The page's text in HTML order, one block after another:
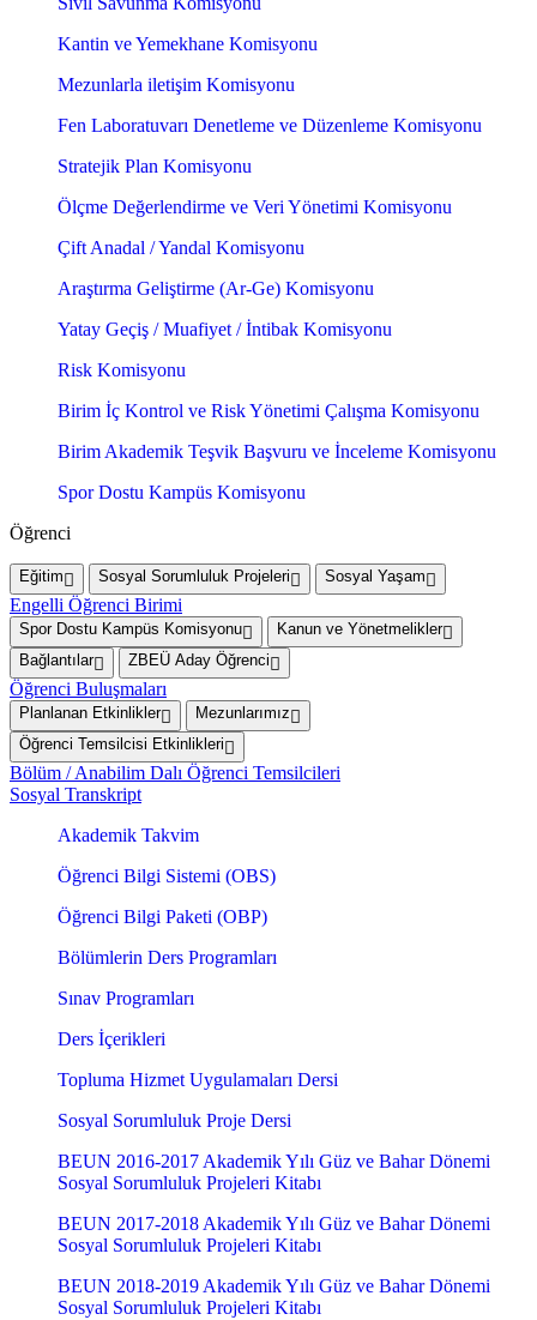
Kantin ve Yemekhane Komisyonu
Mezunlarla iletişim Komisyonu
Fen Laboratuvarı Denetleme ve Düzenleme Komisyonu
Stratejik Plan Komisyonu
Ölçme Değerlendirme ve Veri Yönetimi Komisyonu
Çift Anadal / Yandal Komisyonu
Araştırma Geliştirme (Ar-Ge) Komisyonu
Yatay Geçiş / Muafiyet / İntibak Komisyonu
Risk Komisyonu
Birim İç Kontrol ve Risk Yönetimi Çalışma Komisyonu
Birim Akademik Teşvik Başvuru ve İnceleme Komisyonu
Spor Dostu Kampüs Komisyonu
Öğrenci
Eğitim Sosyal Sorumluluk Projeleri Sosyal Yaşam
Engelli Öğrenci Birimi
Spor Dostu Kampüs Komisyonu
Kanun ve Yönetmelikler
Bağlantılar
ZBEÜ Aday Öğrenci
Öğrenci Buluşmaları
Planlanan Etkinlikler
Mezunlarımız
Öğrenci Temsilcisi Etkinlikleri
Bölüm / Anabilim Dalı Öğrenci Temsilcileri
Sosyal Transkript
Akademik Takvim
Öğrenci Bilgi Sistemi (OBS)
Öğrenci Bilgi Paketi (OBP)
Bölümlerin Ders Programları
Sınav Programları
Ders İçerikleri
Topluma Hizmet Uygulamaları Dersi
Sosyal Sorumluluk Proje Dersi
BEUN 2016-2017 Akademik Yılı Güz ve Bahar Dönemi
Sosyal Sorumluluk Projeleri Kitabı
BEUN 2017-2018 Akademik Yılı Güz ve Bahar Dönemi
Sosyal Sorumluluk Projeleri Kitabı
BEUN 2018-2019 Akademik Yılı Güz ve Bahar Dönemi
Sosyal Sorumluluk Projeleri Kitabı